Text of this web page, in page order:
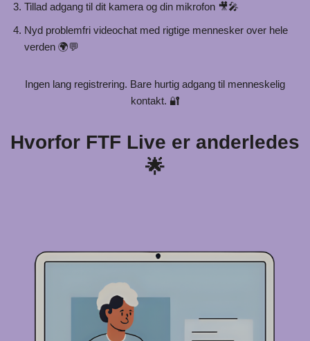
Tillad adgang til dit kamera og din mikrofon 🎥🎤
Nyd problemfri videochat med rigtige mennesker over hele
verden 🌍💬
Ingen lang registrering. Bare hurtig adgang til menneskelig
kontakt. 🔐
Hvorfor FTF Live er anderledes
🌟